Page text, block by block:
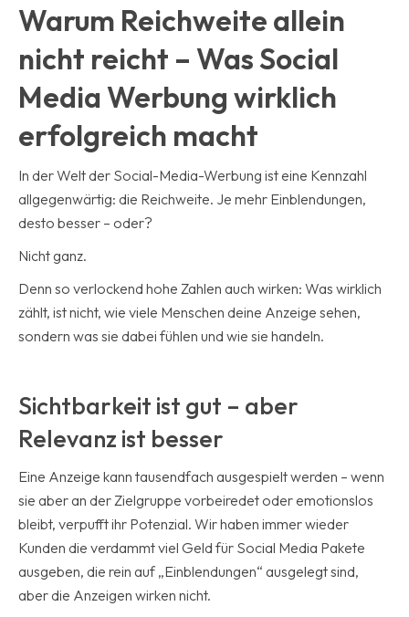
Warum Reichweite allein
nicht reicht – Was Social
Media Werbung wirklich
erfolgreich macht
In der Welt der Social-Media-Werbung ist eine Kennzahl
allgegenwärtig: die Reichweite. Je mehr Einblendungen,
desto besser – oder?
Nicht ganz.
Denn so verlockend hohe Zahlen auch wirken: Was wirklich
zählt, ist nicht, wie viele Menschen deine Anzeige sehen,
sondern was sie dabei fühlen und wie sie handeln.
Sichtbarkeit ist gut – aber
Relevanz ist besser
Eine Anzeige kann tausendfach ausgespielt werden – wenn
sie aber an der Zielgruppe vorbeiredet oder emotionslos
bleibt, verpufft ihr Potenzial. Wir haben immer wieder
Kunden die verdammt viel Geld für Social Media Pakete
ausgeben, die rein auf „Einblendungen“ ausgelegt sind,
aber die Anzeigen wirken nicht.